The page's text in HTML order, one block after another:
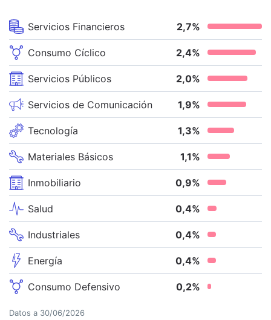
Servicios Financieros 2,7%
Consumo Cíclico 2,4%
Servicios Públicos 2,0%
Servicios de Comunicación 1,9%
Tecnología 1,3%
Materiales Básicos 1,1%
Inmobiliario 0,9%
Salud 0,4%
Industriales 0,4%
Energía 0,4%
Consumo Defensivo 0,2%
Datos a 30/06/2026